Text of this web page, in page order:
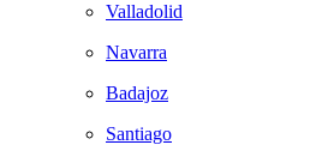
Valladolid
Navarra
Badajoz
Santiago